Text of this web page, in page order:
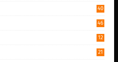
40
46
12
21